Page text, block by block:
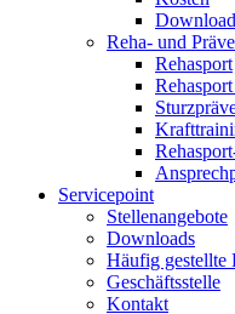
Reha- und
Rehasport
Servicepoint
Stellenangebote
Downloads
Häufig gestellte
Geschäftsstelle
Kontakt